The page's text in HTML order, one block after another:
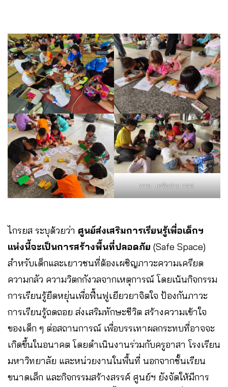
ภาพ : เครือข่าย กสศ.
ไกรยส ระบุด้วยว่า ศูนย์ส่งเสริมการเรียนรู้เพื่อเด็กฯ
แห่งนี้จะเป็นการสร้างพื้นที่ปลอดภัย (Safe Space)
สำหรับเด็กและเยาวชนที่ต้องเผชิญภาวะความเครียด
ความกลัว ความวิตกกังวลจากเหตุการณ์ โดยเน้นกิจกรรม
การเรียนรู้ยืดหยุ่นเพื่อฟื้นฟูเยียวยาจิตใจ ป้องกันภาวะ
การเรียนรู้ถดถอย ส่งเสริมทักษะชีวิต สร้างความเข้าใจ
ของเด็ก ๆ ต่อสถานการณ์ เพื่อบรรเทาผลกระทบที่อาจจะ
เกิดขึ้นในอนาคต โดยดำเนินงานร่วมกับครูอาสา โรงเรียน
มหาวิทยาลัย และหน่วยงานในพื้นที่ นอกจากชั้นเรียน
ขนาดเล็ก และกิจกรรมสร้างสรรค์ ศูนย์ฯ ยังจัดให้มีการ